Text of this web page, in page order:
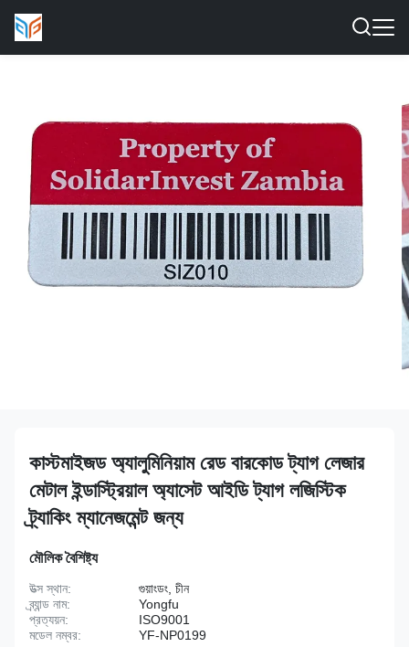
কাস্টমাইজড অ্যালুমিনিয়াম রেড বারকোড ট্যাগ লেজার
মেটাল ইন্ডাস্ট্রিয়াল অ্যাসেট আইডি ট্যাগ লজিস্টিক
ট্র্যাকিং ম্যানেজমেন্ট জন্য
মৌলিক বৈশিষ্ট্য
উত্স স্থান:
গুয়াংডং, চীন
ব্র্যান্ড নাম:
Yongfu
প্রত্যয়ন:
ISO9001
মডেল নম্বর:
YF-NP0199